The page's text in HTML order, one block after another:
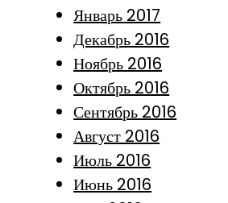
Январь 2017
Декабрь 2016
Ноябрь 2016
Октябрь 2016
Сентябрь 2016
Август 2016
Июль 2016
Июнь 2016